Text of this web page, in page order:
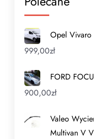
Opel Vivaro
999,00zł
FORD
900,00zł
Valeo
Multivan V